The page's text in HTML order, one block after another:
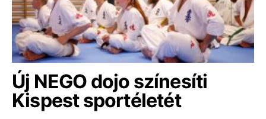
Új NEGO dojo színesíti
Kispest sportéletét